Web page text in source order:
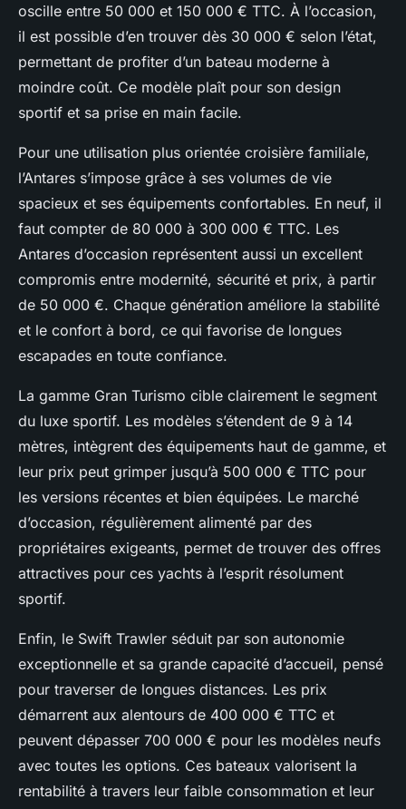
oscille entre 50 000 et 150 000 € TTC. À l’occasion,
il est possible d’en trouver dès 30 000 € selon l’état,
permettant de profiter d’un bateau moderne à
moindre coût. Ce modèle plaît pour son design
sportif et sa prise en main facile.
Pour une utilisation plus orientée croisière familiale,
l’Antares s’impose grâce à ses volumes de vie
spacieux et ses équipements confortables. En neuf, il
faut compter de 80 000 à 300 000 € TTC. Les
Antares d’occasion représentent aussi un excellent
compromis entre modernité, sécurité et prix, à partir
de 50 000 €. Chaque génération améliore la stabilité
et le confort à bord, ce qui favorise de longues
escapades en toute confiance.
La gamme Gran Turismo cible clairement le segment
du luxe sportif. Les modèles s’étendent de 9 à 14
mètres, intègrent des équipements haut de gamme, et
leur prix peut grimper jusqu’à 500 000 € TTC pour
les versions récentes et bien équipées. Le marché
d’occasion, régulièrement alimenté par des
propriétaires exigeants, permet de trouver des offres
attractives pour ces yachts à l’esprit résolument
sportif.
Enfin, le Swift Trawler séduit par son autonomie
exceptionnelle et sa grande capacité d’accueil, pensé
pour traverser de longues distances. Les prix
démarrent aux alentours de 400 000 € TTC et
peuvent dépasser 700 000 € pour les modèles neufs
avec toutes les options. Ces bateaux valorisent la
rentabilité à travers leur faible consommation et leur